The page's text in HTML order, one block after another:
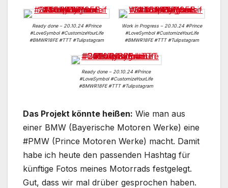
Ready done – 20.10.24 #Prince
#LoveSymbol #CustomizeYourLife
#BMWR18FE #TTT #Tulipstagram
Work in Progress – 20.10.24 #Prince
#LoveSymbol #CustomizeYourLife
#BMWR18FE #TTT #Tulipstagram
Ready done – 20.10.24 #Prince
#LoveSymbol #CustomizeYourLife
#BMWR18FE #TTT #Tulipstagram
Das Projekt könnte heißen: Wie man aus
einer BMW (Bayerische Motoren Werke) eine
#PMW (Prince Motoren Werke) macht. Damit
habe ich heute den passenden Hashtag für
künftige Fotos meines Motorrads festgelegt.
Gut, dass wir mal drüber gesprochen haben.